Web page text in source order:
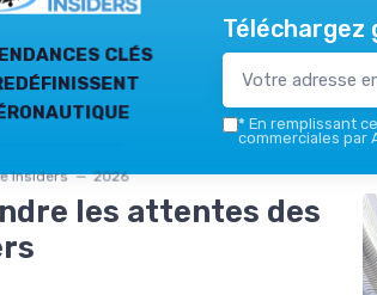
clés
Insiders — 2026
* En remplissant
commerciales par
les attentes des